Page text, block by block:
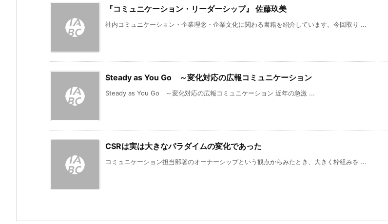
『コミュニケーション・リーダーシップ』 佐藤玖美
社内コミュニケーション・企業理念・企業文化に関わる書籍を紹介しています。今回取り ...
Steady as You Go ～変化対応の広報コミュニケーション
Steady as You Go ～変化対応の広報コミュニケーション 近年の急激 ...
CSRは実は大きなパラダイムの変化であった
コミュニケーション担当部署のオーナーシップという観点からみたとき、大きく枠組みを ...